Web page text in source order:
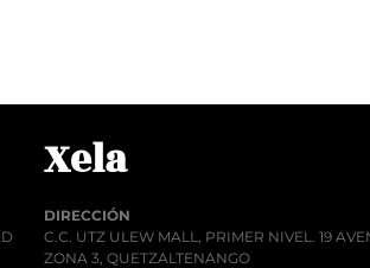
Xela
DIRECCIÓN
C.C. UTZ ULEW MALL, PRIMER NIVEL. 19
ZONA 3, QUETZALTENANGO